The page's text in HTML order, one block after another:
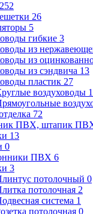
252
26
5
гибкие 3
из
из
из сэндвича 13
пластик 27
воздуховоды
72
ПВХ, штапик
13
0
ПВХ 6
3
потолочный 0
потолочная 2
система 1
потолочная 0